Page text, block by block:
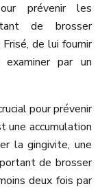
prévenir les
de brosser
de lui fournir
par un
pour prévenir
une accumulation
la gingivite, une
de brosser
deux fois par